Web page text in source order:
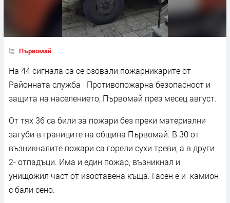
Първомай
На 44 сигнала са се озовали пожарникарите от
Районната служба Противопожарна безопасност и
защита на населението, Първомай през месец август.
От тях 36 са били за пожари без преки материални
загуби в границите на община Първомай. В 30 от
възникналите пожари са горели сухи треви, а в други
2- отпадъци. Има и един пожар, възникнал и
унищожил част от изоставена къща. Гасен е и камион
с бали сено.